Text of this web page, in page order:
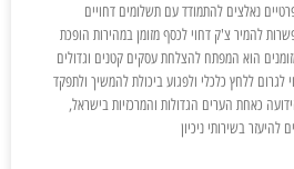
נאלצים להתמודד עם תשלומים דחויים
להמיר צ'ק דחוי לכסף מזומן במהירות הופכת
הוא המפתח להצלחת עסקים קטנים וגדולים
לגרום ללחץ כלכלי ולפגוע ביכולת להמשיך ולתפקד
כאחת הערים הגדולות והמרכזיות בישראל,
להיעזר בשירותי ניכיון